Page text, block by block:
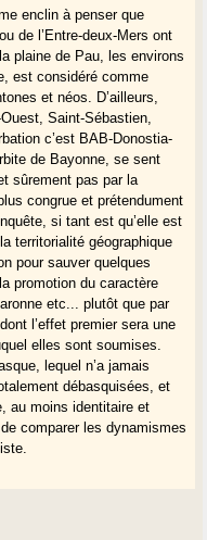
enclin à penser que
de l’Entre-deux-Mers ont
plaine de Pau, les environs
est considéré comme
et néos. D’ailleurs,
Saint-Sébastien,
c’est BAB-Donostia-
de Bayonne, se sent
sûrement pas par la
congrue et prétendument
si tant est qu’elle est
territorialité géographique
pour sauver quelques
promotion du caractère
etc... plutôt que par
l’effet premier sera une
elles sont soumises.
lequel n’a jamais
débasquisées, et
au moins identitaire et
comparer les dynamismes